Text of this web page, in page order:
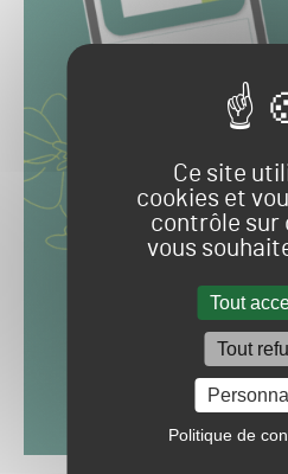
Ce site
cookies et
contrôle sur
vous
Tout
Tout
Politique de